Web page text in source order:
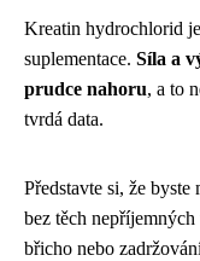
Kreatin hydrochlorid
suplementace. Síla a
prudce nahoru, a to
tvrdá data.
Představte si, že
bez těch
břicho nebo